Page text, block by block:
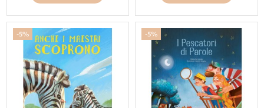
-5% -5%